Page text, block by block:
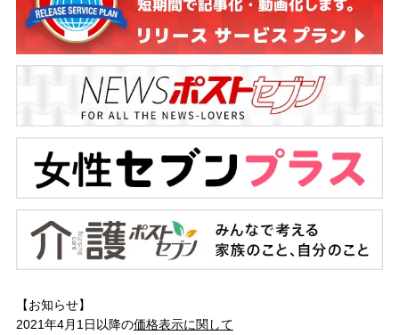
【お知らせ】
2021年4月1日以降の価格表示に関して